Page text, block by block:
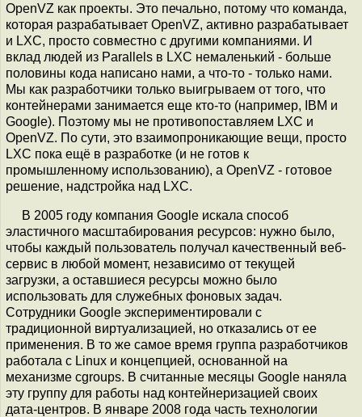
OpenVZ как проекты. Это печально, потому что команда,
которая разрабатывает OpenVZ, активно разрабатывает
и LXC, просто совместно с другими компаниями. И
вклад людей из Parallels в LXC немаленький - больше
половины кода написано нами, а что-то - только нами.
Мы как разработчики только выигрываем от того, что
контейнерами занимается еще кто-то (например, IBM и
Google). Поэтому мы не противопоставляем LXC и
OpenVZ. По сути, это взаимопроникающие вещи, просто
LXC пока ещё в разработке (и не готов к
промышленному использованию), а OpenVZ - готовое
решение, надстройка над LXC.
В 2005 году компания Google искала способ
эластичного масштабирования ресурсов: нужно было,
чтобы каждый пользователь получал качественный веб-
сервис в любой момент, независимо от текущей
загрузки, а оставшиеся ресурсы можно было
использовать для служебных фоновых задач.
Сотрудники Google экспериментировали с
традиционной виртуализацией, но отказались от ее
применения. В то же самое время группа разработчиков
работала с Linux и концепцией, основанной на
механизме cgroups. В считанные месяцы Google наняла
эту группу для работы над контейнеризацией своих
дата-центров. В январе 2008 года часть технологии